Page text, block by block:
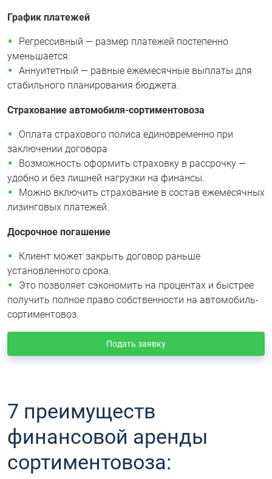
График платежей
Регрессивный — размер платежей постепенно
уменьшается.
Аннуитетный — равные ежемесячные выплаты для
стабильного планирования бюджета.
Страхование автомобиля-сортиментовоза
Оплата страхового полиса единовременно при
заключении договора
Возможность оформить страховку в рассрочку —
удобно и без лишней нагрузки на финансы.
Можно включить страхование в состав ежемесячных
лизинговых платежей.
Досрочное погашение
Клиент может закрыть договор раньше
установленного срока.
Это позволяет сэкономить на процентах и быстрее
получить полное право собственности на автомобиль-
сортиментовоз.
Подать заявку
7 преимуществ
финансовой аренды
сортиментовоза: